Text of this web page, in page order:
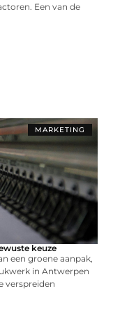
Een van de
MARKETING
keuze
een groene aanpak,
in Antwerpen
verspreiden